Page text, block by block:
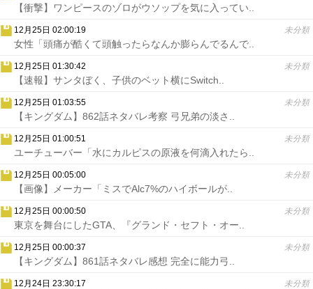
【衝撃】ワンピースのゾロがウソップを気に入ってい..
12月25日 02:00:19 未分類
女性「頭痛が酷くて頭触ったらなんか膨らんでるんで..
12月25日 01:30:42 未分類
【速報】サンタぼく、子供のベット横にSwitch..
12月25日 01:03:55 未分類
【キングダム】862話ネタバレ考察 弓兄弟の淡さ..
12月25日 01:00:51 未分類
ユーチューバー「水にカルピスの原液を何滴入れたら..
12月25日 00:05:00 未分類
【画像】メーカー「ミスでAlc7%のハイボールが..
12月25日 00:00:50 未分類
東京を舞台にしたGTA、『グランド・セフト・オー..
12月25日 00:00:37 未分類
【キングダム】861話ネタバレ感想 完全に能力弓..
12月24日 23:30:17 未分類